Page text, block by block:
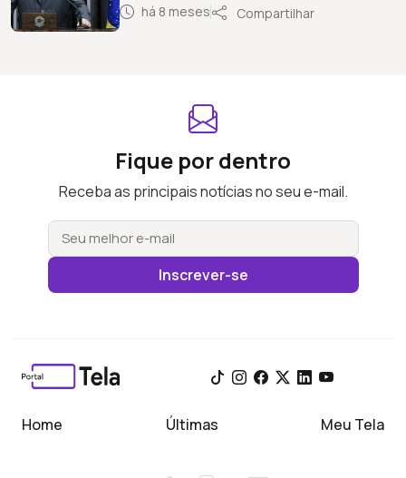
há 8 meses Compartilhar
Fique por dentro
Receba as principais notícias no seu e-mail.
Inscrever-se
Home Últimas Meu Tela